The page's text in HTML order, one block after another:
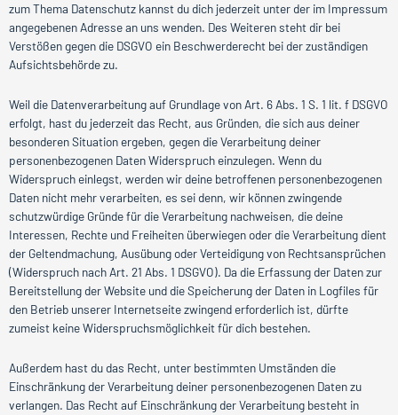
zum Thema Datenschutz kannst du dich jederzeit unter der im Impressum
angegebenen Adresse an uns wenden. Des Weiteren steht dir bei
Verstößen gegen die DSGVO ein Beschwerderecht bei der zuständigen
Aufsichtsbehörde zu.
Weil die Datenverarbeitung auf Grundlage von Art. 6 Abs. 1 S. 1 lit. f DSGVO
erfolgt, hast du jederzeit das Recht, aus Gründen, die sich aus deiner
besonderen Situation ergeben, gegen die Verarbeitung deiner
personenbezogenen Daten Widerspruch einzulegen. Wenn du
Widerspruch einlegst, werden wir deine betroffenen personenbezogenen
Daten nicht mehr verarbeiten, es sei denn, wir können zwingende
schutzwürdige Gründe für die Verarbeitung nachweisen, die deine
Interessen, Rechte und Freiheiten überwiegen oder die Verarbeitung dient
der Geltendmachung, Ausübung oder Verteidigung von Rechtsansprüchen
(Widerspruch nach Art. 21 Abs. 1 DSGVO). Da die Erfassung der Daten zur
Bereitstellung der Website und die Speicherung der Daten in Logfiles für
den Betrieb unserer Internetseite zwingend erforderlich ist, dürfte
zumeist keine Widerspruchsmöglichkeit für dich bestehen.
Außerdem hast du das Recht, unter bestimmten Umständen die
Einschränkung der Verarbeitung deiner personenbezogenen Daten zu
verlangen. Das Recht auf Einschränkung der Verarbeitung besteht in